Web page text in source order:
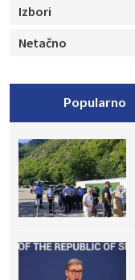
Izbori
Netačno
Popularno